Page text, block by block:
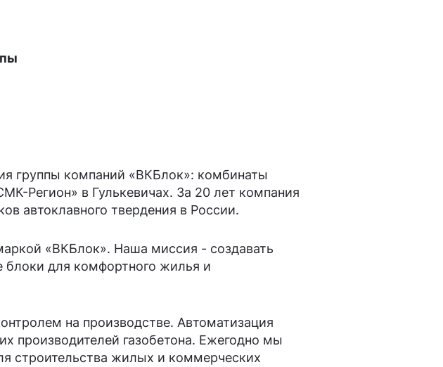
группы компаний «ВКБлок»: комбинаты
Регион» в Гулькевичах. За 20 лет компания
автоклавного твердения в России.
«ВКБлок». Наша миссия - создавать
блоки для комфортного жилья и
на производстве. Автоматизация
производителей газобетона. Ежегодно мы
строительства жилых и коммерческих